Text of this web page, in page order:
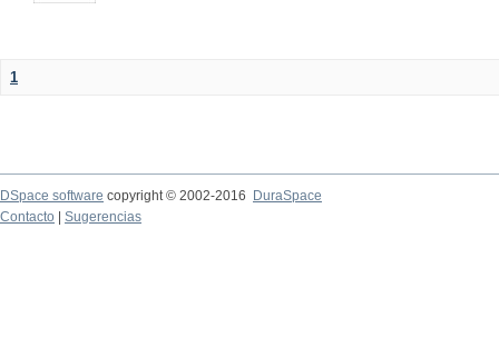
1
DSpace software copyright © 2002-2016
DuraSpace
Contacto
Sugerencias